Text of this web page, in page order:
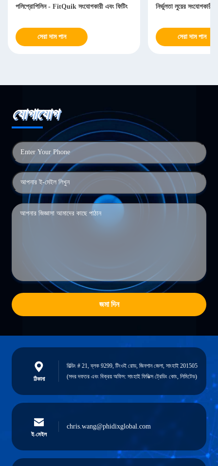
পলিপ্রোপিলিন - FitQuik সংযোগকারী এবং ফিটিং
সেরা দাম পান
নির্ভুলতা লুয়ের সংযোগকারী
সেরা দাম পান
যোগাযোগ
জমা দিন
ঠিকানা
বিল্ডিং # 21, ব্লক 9299, টিংওই রোড, জিনশান জেলা, সাংহাই 201505
(সদর দফতর এবং বিক্রয় অফিস: সাংহাই ফিডিক্স ট্রেডিং কোং, লিমিটেড)
ই-মেইল
chris.wang@phidixglobal.com